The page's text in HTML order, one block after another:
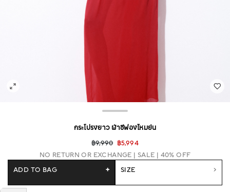
กระโปรงยาว ผ้าชีฟองไหมย่น
฿9,990 ฿5,994
NO RETURN OR EXCHANGE
SALE | 40% OFF
SIZE
ADD TO BAG +